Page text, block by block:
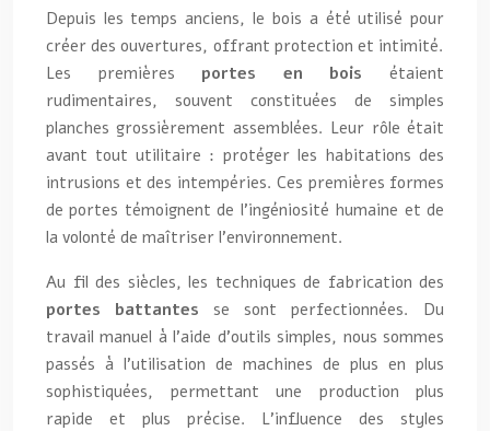
Depuis les temps anciens, le bois a été utilisé pour
créer des ouvertures, offrant protection et intimité.
Les premières portes en boisétaient
rudimentaires, souvent constituées de simples
planches grossièrement assemblées. Leur rôle était
avant tout utilitaire : protéger les habitations des
intrusions et des intempéries. Ces premières formes
de portes témoignent de l’ingéniosité humaine et de
la volonté de maîtriser l’environnement.
Au fil des siècles, les techniques de fabrication des
portes battantes se sont perfectionnées. Du
travail manuel à l’aide d’outils simples, nous sommes
passés à l’utilisation de machines de plus en plus
sophistiquées, permettant une production plus
rapide et plus précise. L’influence des styles